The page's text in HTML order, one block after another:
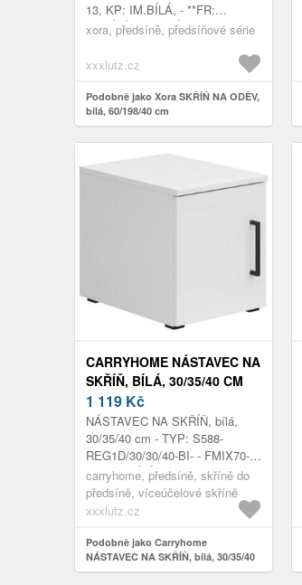
13, KP: IM.BÍLÁ, - **FR:
IM.BÍLÁ VYSOKÝ LESK, - **VČ.
xora, předsíně, předsíňové série
xxxlutz.cz
Podobně jako Xora SKŘÍŇ NA ODĚV,
bílá, 60/198/40 cm
CARRYHOME NÁSTAVEC NA
SKŘÍŇ, BÍLÁ, 30/35/40 CM
1 119 Kč
NÁSTAVEC NA SKŘÍŇ, bílá,
30/35/40 cm - TYP: S588-
REG1D/30/30/40-BI- - FMIX70-
KPL01, BÍLÁ, 1 DVEŘE - Š/V/H:
CA. 30/35/40CM
carryhome, předsíně, skříně do
předsíně, víceúčelové skříně
xxxlutz.cz
Podobně jako Carryhome
NÁSTAVEC NA SKŘÍŇ, bílá, 30/35/40
cm